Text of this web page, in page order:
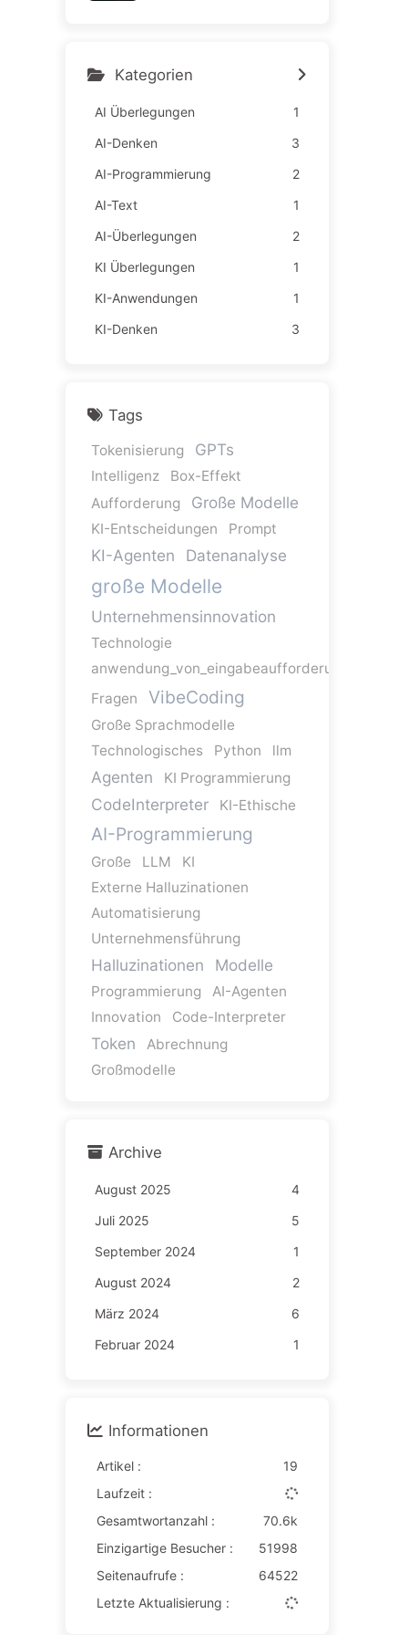
Kategorien
AI Überlegungen
1
AI-Denken
3
AI-Programmierung
2
AI-Text
1
AI-Überlegungen
2
KI Überlegungen
1
KI-Anwendungen
1
KI-Denken
3
Tags
Tokenisierung GPTs
Intelligenz
Box-Effekt
Aufforderung
Große Modelle
KI-Entscheidungen Prompt
KI-Agenten Datenanalyse
große Modelle
Unternehmensinnovation
Technologie
anwendung_von_eingabeaufforderungen
Fragen
VibeCoding
Große Sprachmodelle
Technologisches
Python llm
Agenten KI Programmierung
CodeInterpreter KI-Ethische
AI-Programmierung
Große LLM
KI
Externe Halluzinationen
Automatisierung
Unternehmensführung
Halluzinationen Modelle
Programmierung
AI-Agenten
Innovation
Code-Interpreter
Token
Abrechnung
Großmodelle
Archive
August 2025
4
Juli 2025
5
September 2024
1
August 2024
2
März 2024
6
Februar 2024
1
Informationen
Artikel :
19
Laufzeit :
Gesamtwortanzahl :
70.6k
Einzigartige Besucher :
51998
Seitenaufrufe :
64522
Letzte Aktualisierung :